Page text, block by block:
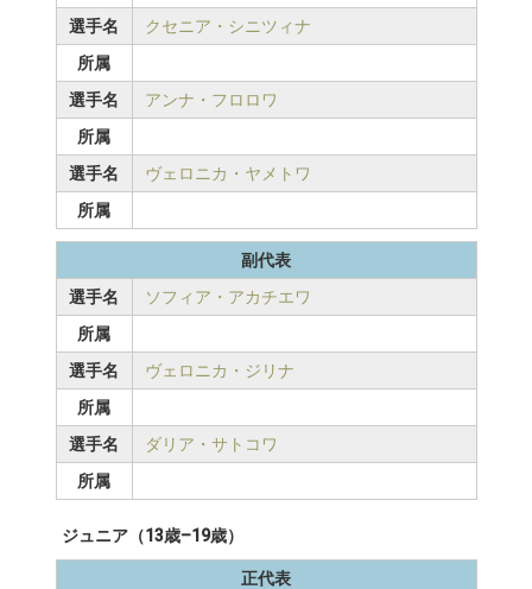
選手名
クセニア・シニツィナ
所属
選手名
アンナ・フロロワ
所属
選手名
ヴェロニカ・ヤメトワ
所属
副代表
選手名
ソフィア・アカチエワ
所属
選手名
ヴェロニカ・ジリナ
所属
選手名
ダリア・サトコワ
所属
ジュニア（13歳–19歳）
正代表